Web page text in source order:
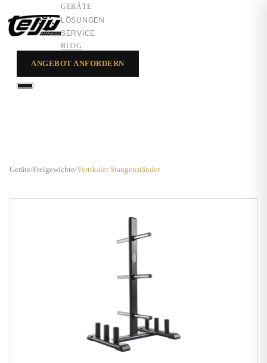
GERÄTE
LÖSUNGEN
SERVICE
BLOG
ANGEBOT ANFORDERN
Geräte/Freigewichte/Vertikaler Stangenständer